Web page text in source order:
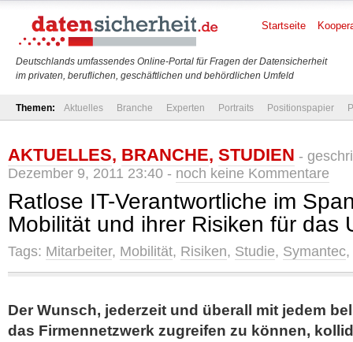
Deutschlands umfassendes Online-Portal für Fragen der Datensicherheit
im privaten, beruflichen, geschäftlichen und behördlichen Umfeld
Startseite
Themen: Aktuelles Branche Experten Portraits Positionspapier
AKTUELLES, BRANCHE, STUDIEN -
Dezember 9, 2011 23:40 - noch keine Kommentare
Ratlose IT-Verantwortliche im
Mobilität und ihrer Risiken für das
Tags: Mitarbeiter, Mobilität, Risiken, Studie, Symantec,
Der Wunsch, jederzeit und überall mit jedem
das Firmennetzwerk zugreifen zu können,